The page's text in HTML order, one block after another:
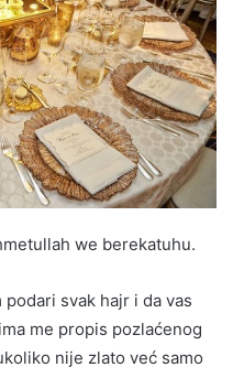
we berekatuhu.
svak hajr i da vas
me propis pozlaćenog
nije zlato već samo